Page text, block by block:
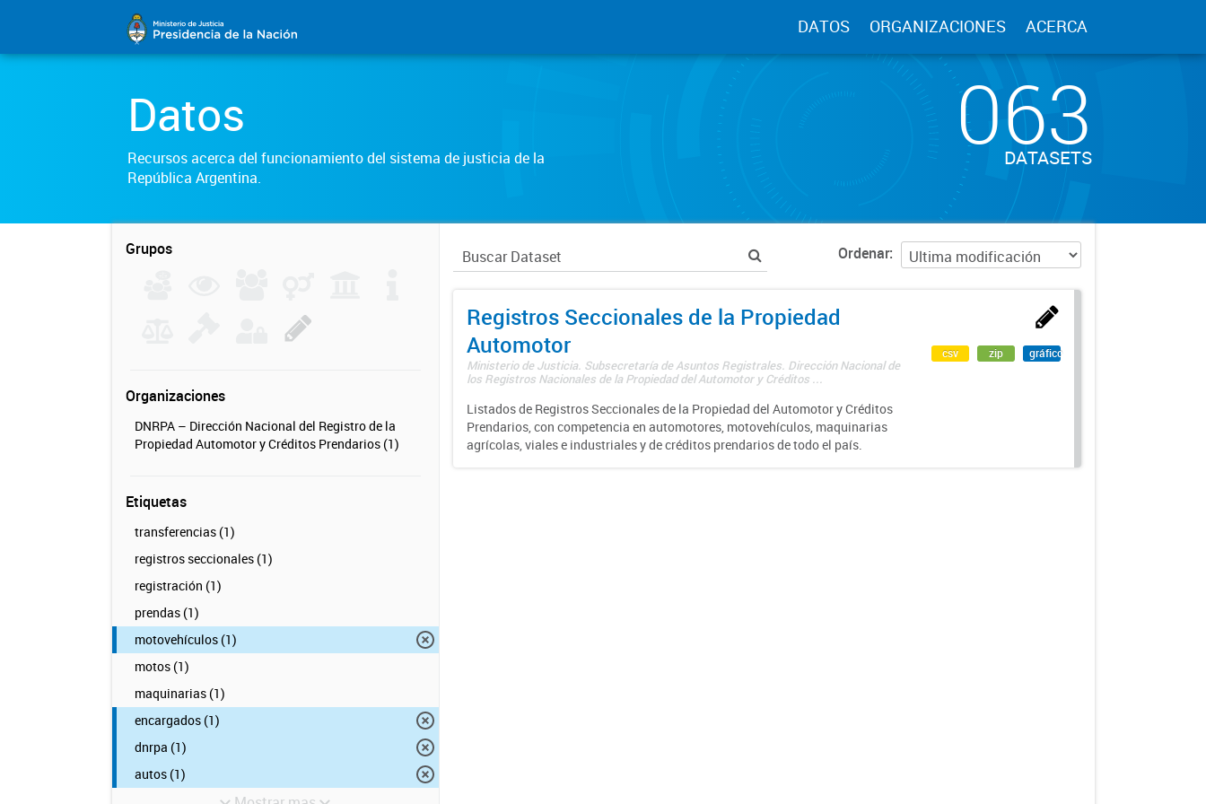
DATOS ORGANIZACIONES ACERCA
Datos
Recursos acerca del funcionamiento del sistema de justicia de la
República Argentina.
063
DATASETS
Grupos
Organizaciones
DNRPA – Dirección Nacional del Registro de la
Propiedad Automotor y Créditos Prendarios (1)
Etiquetas
transferencias (1)
registros seccionales (1)
registración (1)
prendas (1)
motovehículos (1)
motos (1)
maquinarias (1)
encargados (1)
dnrpa (1)
autos (1)
Ordenar
Registros Seccionales de la Propiedad
Automotor
Ministerio de Justicia. Subsecretaría de Asuntos Registrales. Dirección Nacional de
los Registros Nacionales de la Propiedad del Automotor y Créditos ...
Listados de Registros Seccionales de la Propiedad del Automotor y Créditos
Prendarios, con competencia en automotores, motovehículos, maquinarias
agrícolas, viales e industriales y de créditos prendarios de todo el país.
csv zip gráfico